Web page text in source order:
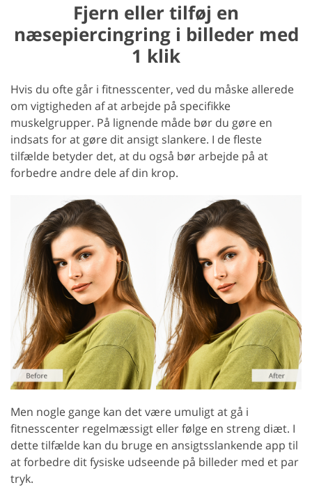
Fjern eller tilføj en
næsepiercingring i billeder med
1 klik
Hvis du ofte går i fitnesscenter, ved du måske allerede
om vigtigheden af at arbejde på specifikke
muskelgrupper. På lignende måde bør du gøre en
indsats for at gøre dit ansigt slankere. I de fleste
tilfælde betyder det, at du også bør arbejde på at
forbedre andre dele af din krop.
Men nogle gange kan det være umuligt at gå i
fitnesscenter regelmæssigt eller følge en streng diæt. I
dette tilfælde kan du bruge en ansigtsslankende app til
at forbedre dit fysiske udseende på billeder med et par
tryk.